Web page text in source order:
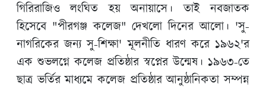
গিরিরাজিও লংঘিত হয় অনায়াসে। তাই নবজাতক
হিসেবে "পীরগঞ্জ কলেজ" দেখলো দিনের আলো। 'সু-
নাগরিকের জন্য সু-শিক্ষা' মূলনীতি ধারণ করে ১৯৬২'র
এক শুভলগ্নে কলেজ প্রতিষ্ঠার স্বপ্নের উন্মেষ। ১৯৬৩-তে
ছাত্র ভর্তির মাধ্যমে কলেজ প্রতিষ্ঠার আনুষ্ঠানিকতা সম্পন্ন